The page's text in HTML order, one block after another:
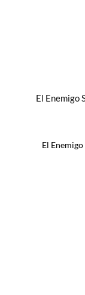
El Enemigo
El